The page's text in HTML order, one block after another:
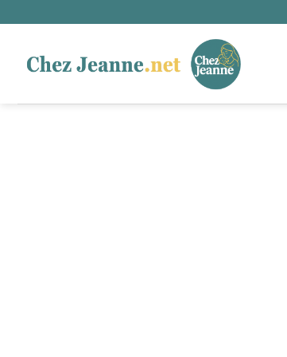
au